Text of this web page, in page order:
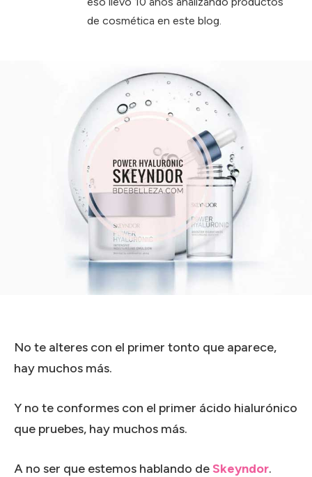
de cosmética en este blog.
No te alteres con el primer tonto que aparece,
hay muchos más.
Y no te conformes con el primer ácido hialurónico
que pruebes, hay muchos más.
A no ser que estemos hablando deSkeyndor.